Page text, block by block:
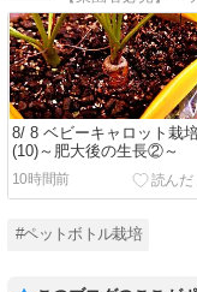
8/ 8 ベビーキャロット栽
(10)～肥大後の生長②～
10時間前
#ペットボトル栽培